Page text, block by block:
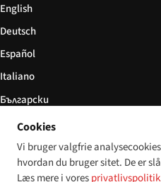
English
Deutsch
Español
Italiano
Български
简体中文
Cookies
Vi bruger valgfrie
hvordan du bruger sitet. De er
Læs mere i voresprivatlivspolitik